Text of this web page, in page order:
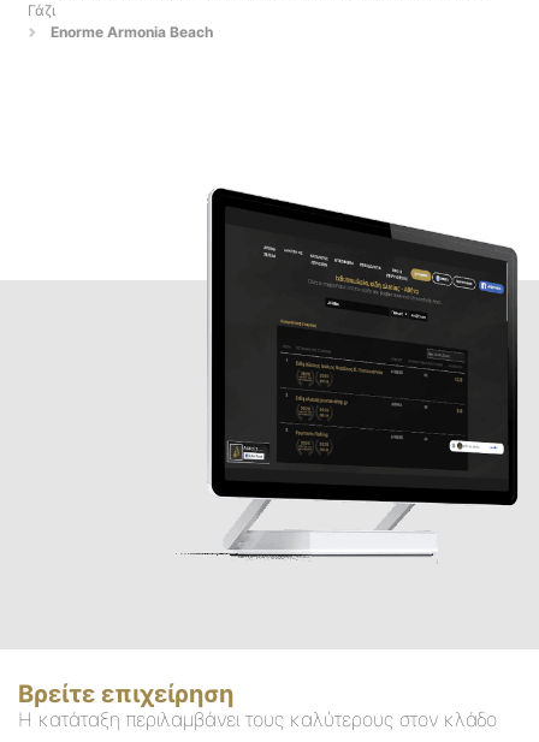
Γάζι
Enorme Armonia Beach
Βρείτε επιχείρηση
Η κατάταξη περιλαμβάνει τους καλύτερους στον κλάδο